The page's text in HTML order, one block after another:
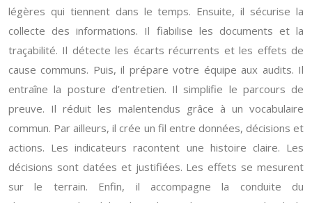
légères qui tiennent dans le temps. Ensuite, il sécurise la
collecte des informations. Il fiabilise les documents et la
traçabilité. Il détecte les écarts récurrents et les effets de
cause communs. Puis, il prépare votre équipe aux audits. Il
entraîne la posture d’entretien. Il simplifie le parcours de
preuve. Il réduit les malentendus grâce à un vocabulaire
commun. Par ailleurs, il crée un fil entre données, décisions et
actions. Les indicateurs racontent une histoire claire. Les
décisions sont datées et justifiées. Les effets se mesurent
sur le terrain. Enfin, il accompagne la conduite du